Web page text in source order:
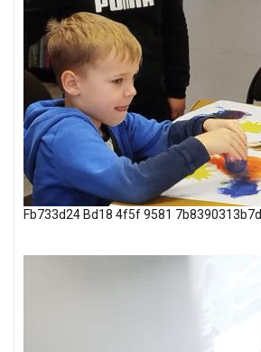
Fb733d24 Bd18 4f5f 9581 7b8390313b7d